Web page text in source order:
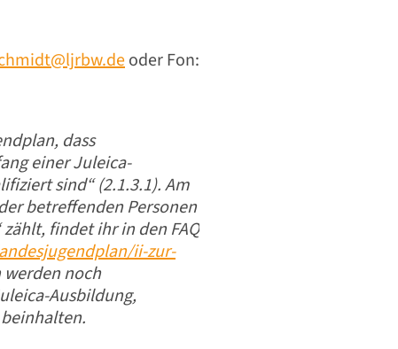
oder Fon:
dass
einer Juleica-
sind“ (2.1.3.1). Am
betreffenden Personen
findet ihr in den FAQ
ii-zur-
werden noch
Ausbildung,